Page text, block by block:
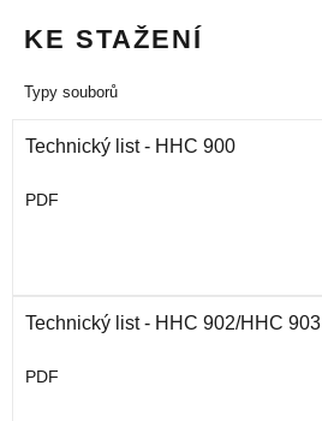
KE STAŽENÍ
Typy souborů
Technický list - HHC 900
PDF
Technický list - HHC 902/HHC 903
PDF